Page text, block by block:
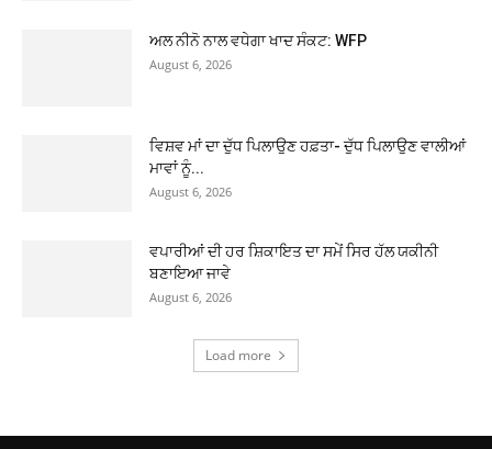
ਅਲ ਨੀਨੋ ਨਾਲ ਵਧੇਗਾ ਖਾਦ ਸੰਕਟ: WFP
August 6, 2026
ਵਿਸ਼ਵ ਮਾਂ ਦਾ ਦੁੱਧ ਪਿਲਾਉਣ ਹਫ਼ਤਾ- ਦੁੱਧ ਪਿਲਾਉਣ ਵਾਲੀਆਂ
ਮਾਵਾਂ ਨੂੰ...
August 6, 2026
ਵਪਾਰੀਆਂ ਦੀ ਹਰ ਸ਼ਿਕਾਇਤ ਦਾ ਸਮੇਂ ਸਿਰ ਹੱਲ ਯਕੀਨੀ
ਬਣਾਇਆ ਜਾਵੇ
August 6, 2026
Load more